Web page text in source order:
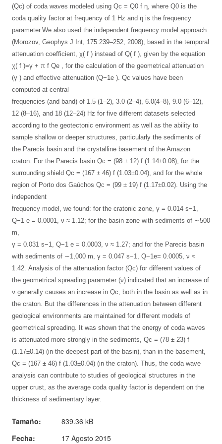
(Qc) of coda waves modeled using Qc = Q0 f η, where Q0 is the
coda quality factor at frequency of 1 Hz and η is the frequency
parameter.We also used the independent frequency model approach
(Morozov, Geophys J Int, 175:239–252, 2008), based in the temporal
attenuation coefficient, χ( f ) instead of Q( f ), given by the equation
χ( f )=γ + π f Qe , for the calculation of the geometrical attenuation
(γ ) and effective attenuation (Q−1e ). Qc values have been
computed at central
frequencies (and band) of 1.5 (1–2), 3.0 (2–4), 6.0(4–8), 9.0 (6–12),
12 (8–16), and 18 (12–24) Hz for five different datasets selected
according to the geotectonic environment as well as the ability to
sample shallow or deeper structures, particularly the sediments of
the Parecis basin and the crystalline basement of the Amazon
craton. For the Parecis basin Qc = (98 ± 12) f (1.14±0.08), for the
surrounding shield Qc = (167 ± 46) f (1.03±0.04), and for the whole
region of Porto dos Gaúchos Qc = (99 ± 19) f (1.17±0.02). Using the
independent
frequency model, we found: for the cratonic zone, γ = 0.014 s−1,
Q−1 e = 0.0001, ν ≈ 1.12; for the basin zone with sediments of ∼500
m,
γ = 0.031 s−1, Q−1 e = 0.0003, ν ≈ 1.27; and for the Parecis basin
with sediments of ∼1,000 m, γ = 0.047 s−1, Q−1e= 0.0005, ν ≈
1.42. Analysis of the attenuation factor (Qc) for different values of
the geometrical spreading parameter (ν) indicated that an increase of
ν generally causes an increase in Qc, both in the basin as well as in
the craton. But the differences in the attenuation between different
geological environments are maintained for different models of
geometrical spreading. It was shown that the energy of coda waves
is attenuated more strongly in the sediments, Qc = (78 ± 23) f
(1.17±0.14) (in the deepest part of the basin), than in the basement,
Qc = (167 ± 46) f (1.03±0.04) (in the craton). Thus, the coda wave
analysis can contribute to studies of geological structures in the
upper crust, as the average coda quality factor is dependent on the
thickness of sedimentary layer.
Tamaño:
839.36 kB
Fecha:
17 Agosto 2015